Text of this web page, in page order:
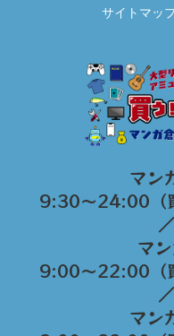
サイトマッ
マン
9:30～24:00（
マン
9:00～22:00（
マン